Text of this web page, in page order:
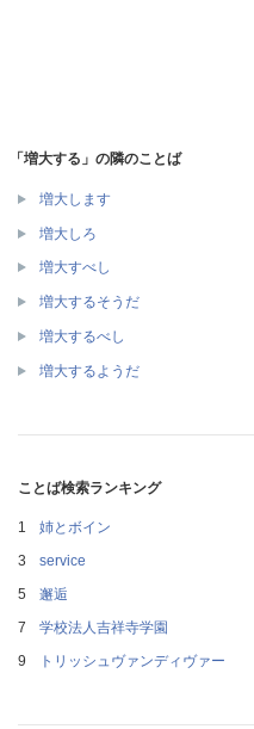
「増大する」の隣のことば
増大します
増大しろ
増大すべし
増大するそうだ
増大するべし
増大するようだ
ことば検索ランキング
姉とボイン
service
邂逅
学校法人吉祥寺学園
トリッシュヴァンディヴァー